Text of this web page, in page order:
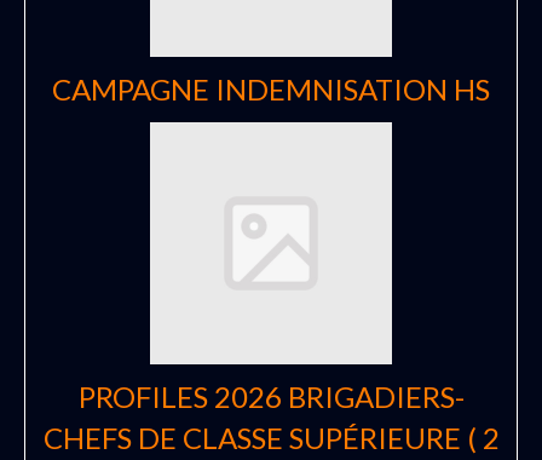
CAMPAGNE INDEMNISATION HS
PROFILES 2026 BRIGADIERS-
CHEFS DE CLASSE SUPÉRIEURE ( 2